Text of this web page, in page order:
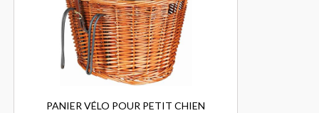
PANIER VÉLO POUR PETIT CHIEN